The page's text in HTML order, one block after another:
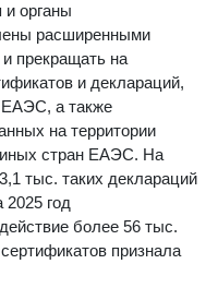
и органы
расширенными
прекращать на
и деклараций,
ЕАЭС, а также
на территории
иных стран ЕАЭС. На
тыс. таких деклараций
2025 год
более 56 тыс.
признала